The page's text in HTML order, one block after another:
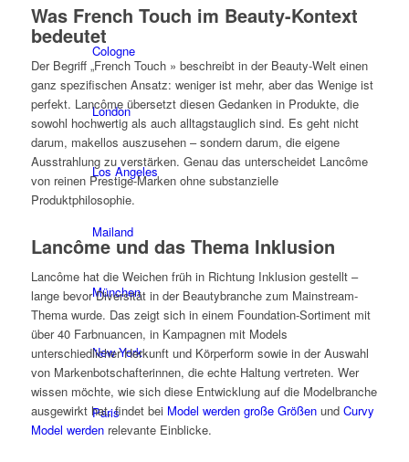
Cologne
London
Los Angeles
Mailand
München
New York
Paris
Was French Touch im Beauty-Kontext
bedeutet
Der Begriff „French Touch » beschreibt in der Beauty-Welt einen
ganz spezifischen Ansatz: weniger ist mehr, aber das Wenige ist
perfekt. Lancôme übersetzt diesen Gedanken in Produkte, die
sowohl hochwertig als auch alltagstauglich sind. Es geht nicht
darum, makellos auszusehen – sondern darum, die eigene
Ausstrahlung zu verstärken. Genau das unterscheidet Lancôme
von reinen Prestige-Marken ohne substanzielle
Produktphilosophie.
Lancôme und das Thema Inklusion
Lancôme hat die Weichen früh in Richtung Inklusion gestellt –
lange bevor Diversität in der Beautybranche zum Mainstream-
Thema wurde. Das zeigt sich in einem Foundation-Sortiment mit
über 40 Farbnuancen, in Kampagnen mit Models
unterschiedlicher Herkunft und Körperform sowie in der Auswahl
von Markenbotschafterinnen, die echte Haltung vertreten. Wer
wissen möchte, wie sich diese Entwicklung auf die Modelbranche
ausgewirkt hat, findet bei Model werden große Größenund Curvy
Model werdenrelevante Einblicke.